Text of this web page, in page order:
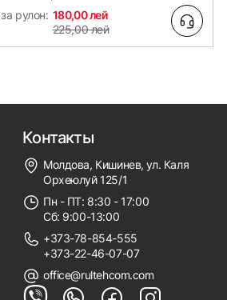
рулон: 180,00 лей
225,00 лей
Контакты
Молдова, Кишинев, ул. Каля
Орхеюлуй 125/1
Пн - ПТ: 8:30 - 17:00
Сб: 9:00-13:00
+373-78-854-555
+373-22-46-07-07
office@rultehcom.com